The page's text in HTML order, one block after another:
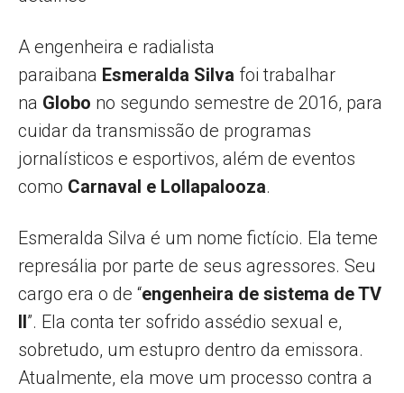
A engenheira e radialista
paraibana Esmeralda Silva foi trabalhar
na Globo no segundo semestre de 2016, para
cuidar da transmissão de programas
jornalísticos e esportivos, além de eventos
como Carnaval e Lollapalooza.
Esmeralda Silva é um nome fictício. Ela teme
represália por parte de seus agressores. Seu
cargo era o de “engenheira de sistema de TV
II”. Ela conta ter sofrido assédio sexual e,
sobretudo, um estupro dentro da emissora.
Atualmente, ela move um processo contra a